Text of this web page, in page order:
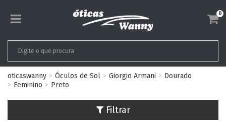
0
oticaswanny Óculos de Sol Giorgio Armani
Dourado
Feminino
Preto
Filtrar